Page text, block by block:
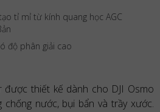
tỉ mỉ từ kính quang học AGC
độ phân giải cao
được thiết kế dành cho DJI Osmo
nước, bụi bẩn và trầy xước.